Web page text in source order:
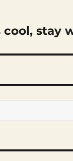
cool, stay